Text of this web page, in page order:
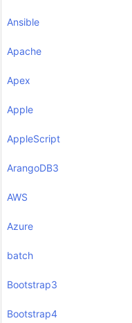
Ansible
Apache
Apex
Apple
AppleScript
ArangoDB3
AWS
Azure
batch
Bootstrap3
Bootstrap4